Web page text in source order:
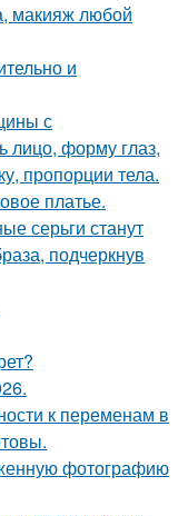
макияж любой
и
с
лицо, форму глаз,
пропорции тела.
платье.
серьги станут
подчеркнув
к переменам в
фотографию